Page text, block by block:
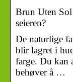
Brun Uten Sol
seieren?
De naturlige
blir lagret i
farge. Du kan
behøver å …